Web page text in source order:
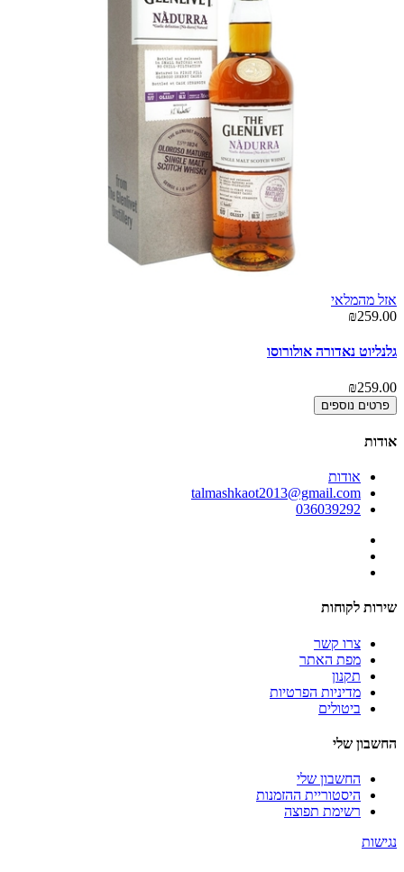
אזל מהמלאי
₪259.00
גלנליוט נאדורה אולורוסו
₪259.00
פרטים נוספים
אודות
אודות
talmashkaot2013@gmail.com
036039292
שירות לקוחות
צרו קשר
מפת האתר
תקנון
מדיניות הפרטיות
ביטולים
החשבון שלי
החשבון שלי
היסטוריית ההזמנות
רשימת תפוצה
נגישות